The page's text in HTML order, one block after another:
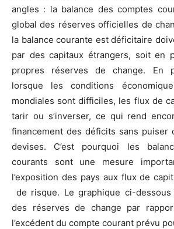
angles : la balance des comptes
global des réserves officielles de
la balance courante est déficitaire
par des capitaux étrangers, soit en
propres réserves de change. En
lorsque les conditions
mondiales sont difficiles, les flux de
tarir ou s’inverser, ce qui rend
financement des déficits sans puiser
devises. C’est pourquoi les
courants sont une mesure
l’exposition des pays aux flux de
de risque. Le graphique ci-
des réserves de change par
l’excédent du compte courant prévu